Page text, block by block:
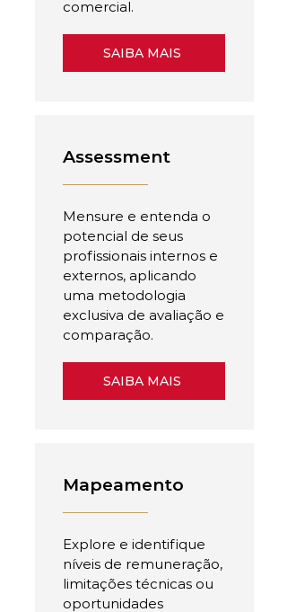
comercial.
SAIBA MAIS
Assessment
Mensure e entenda o
potencial de seus
profissionais internos e
externos, aplicando
uma metodologia
exclusiva de avaliação e
comparação.
SAIBA MAIS
Mapeamento
Explore e identifique
níveis de remuneração,
limitações técnicas ou
oportunidades